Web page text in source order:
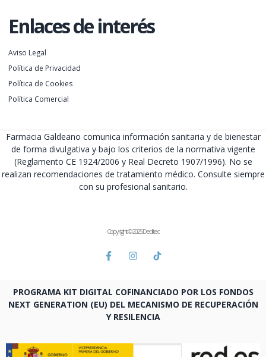
Enlaces de interés
Aviso Legal
Política de Privacidad
Política de Cookies
Política Comercial
Farmacia Galdeano comunica información sanitaria y de bienestar
de forma divulgativa y bajo los criterios de la normativa vigente
(Reglamento CE 1924/2006 y Real Decreto 1907/1996). No se
realizan recomendaciones de tratamiento médico. Consulte siempre
con su profesional sanitario.
Copyright © 2025 Deditec
PROGRAMA KIT DIGITAL COFINANCIADO POR LOS FONDOS
NEXT GENERATION (EU) DEL MECANISMO DE RECUPERACIÓN
Y RESILENCIA